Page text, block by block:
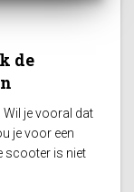
de
Wil je vooral dat
je voor een
scooter is niet